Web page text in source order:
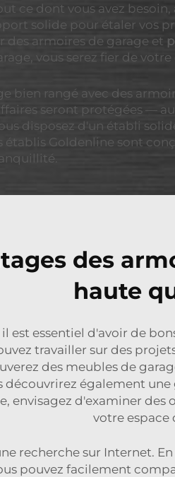
ce dont vous avez
solide pour étaler vos
des armoires de garage et
vous serez fier de
bien rangé avec des
seront protégées —
disposez d'un établi
établis Goldenline sont
des
haute
est essentiel d'avoir de
travailler sur des
des meubles de
découvrirez également
envisagez d'examiner des
votre espace
recherche sur Internet.
pouvez facilement